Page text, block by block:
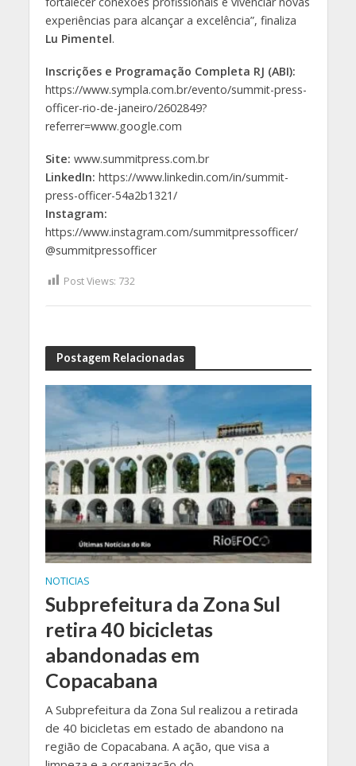
experiências para alcançar a excelência”, finaliza
Lu Pimentel.
Inscrições e Programação Completa RJ (ABI):
https://www.sympla.com.br/evento/summit-press-
officer-rio-de-janeiro/2602849?
referrer=www.google.com
Site: www.summitpress.com.br
LinkedIn: https://www.linkedin.com/in/summit-
press-officer-54a2b1321/
Instagram:
https://www.instagram.com/summitpressofficer/
@summitpressofficer
Post Views: 732
Postagem Relacionadas
NOTICIAS
Subprefeitura da Zona Sul
retira 40 bicicletas
abandonadas em
Copacabana
A Subprefeitura da Zona Sul realizou a retirada
de 40 bicicletas em estado de abandono na
região de Copacabana. A ação, que visa a